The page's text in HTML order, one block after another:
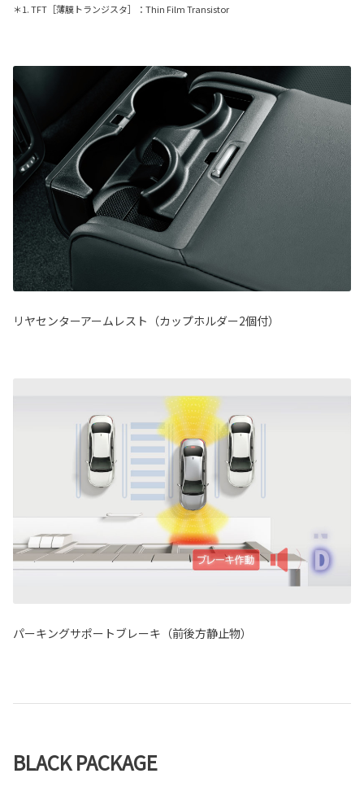
＊1. TFT［薄膜トランジスタ］：Thin Film Transistor
リヤセンターアームレスト（カップホルダー2個付）
パーキングサポートブレーキ（前後方静止物）
BLACK PACKAGE